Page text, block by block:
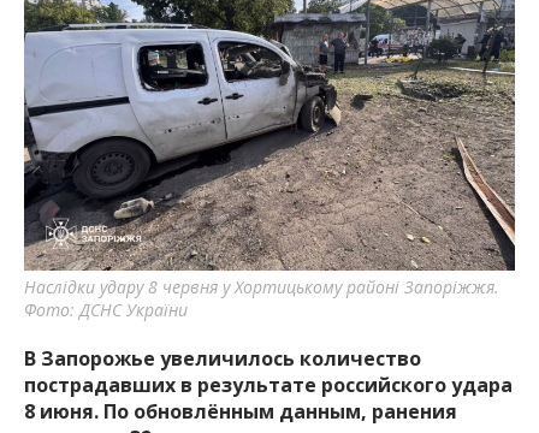
Наслідки удару 8 червня у Хортицькому районі Запоріжжя.
Фото: ДСНС України
В Запорожье увеличилось количество
пострадавших в результате российского удара
8 июня. По обновлённым данным, ранения